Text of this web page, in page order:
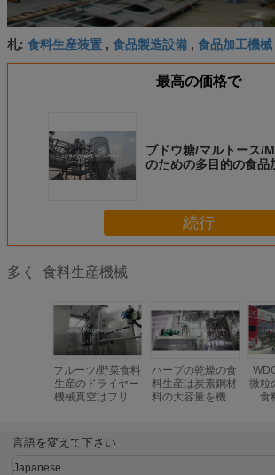
札: 食料生産装置 , 食品製造設備 , 食品加工機械
最高の価格で
ブドウ糖/マルトース/
のための多目的の食品
続行
多く 食料生産機械
フルーツ/野菜食料
生産のドライヤー
機械真空はフリー
ハーブの乾燥の食
料生産は炭素鋼材
料の大容量を機械
微粒
食
言語を変えて下さい
Japanese